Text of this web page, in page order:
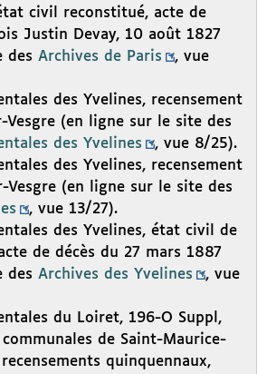
civil reconstitué, acte de
Justin Devay, 10 août 1827
des Archives de Paris
, vue
des Yvelines, recensement
Vesgre (en ligne sur le site des
des Yvelines
, vue 8/25).
des Yvelines, recensement
Vesgre (en ligne sur le site des
, vue 13/27).
des Yvelines, état civil de
de décès du 27 mars 1887
des Archives des Yvelines
, vue
du Loiret, 196-O Suppl,
de Saint-Maurice-
quinquennaux,